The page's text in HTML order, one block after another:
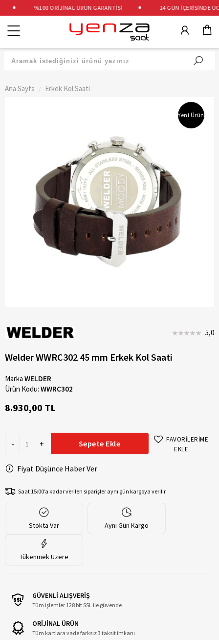
%100 ORİJİNAL ÜRÜN GARANTİSİ 14 GÜN İÇERİSİNDE
Kategoriler
Ana Sayfa Erkek Kol Saati
Yeni Ürün
5,0
Welder WWRC302 45 mm Erkek Kol Saati
Marka WELDER
Ürün Kodu: WWRC302
8.930,00 TL
- + Sepete Ekle
FAVORİLERİME
EKLE
Fiyat Düşünce Haber Ver
Saat 15:00’a kadar verilen siparişler aynı gün kargoya verilir.
Stokta Var Aynı Gün Kargo
Tükenmek Üzere
GÜVENLİ ALIŞVERİŞ
Tüm işlemler 128 bit SSL ile güvende
ORİJİNAL ÜRÜN
Tüm kartlara vade farksız 3 taksit imkanı